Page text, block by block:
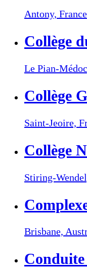
Antony, France
Collège
Le Pian-
Collège
Saint-Jeoire,
Collège
Stiring-
Brisbane,
Conduite